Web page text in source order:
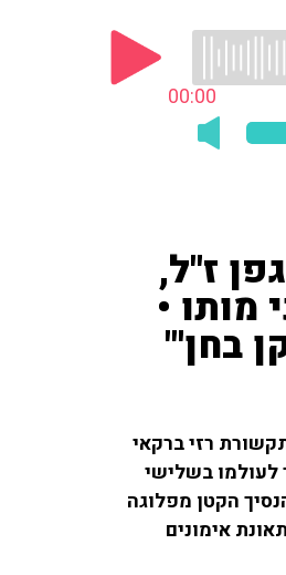
00:00
ז"ל,
מותו •
בחן'"
רזי ברקאי
לעולמו בשלישי
'הנסיך הקטן מפלוגה
אימונים